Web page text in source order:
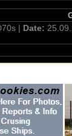
| Date: